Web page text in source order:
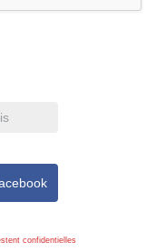
confidentielles